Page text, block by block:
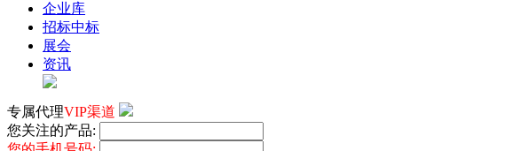
企业库
招标中标
展会
资讯
专属代理VIP渠道
您关注的产品: